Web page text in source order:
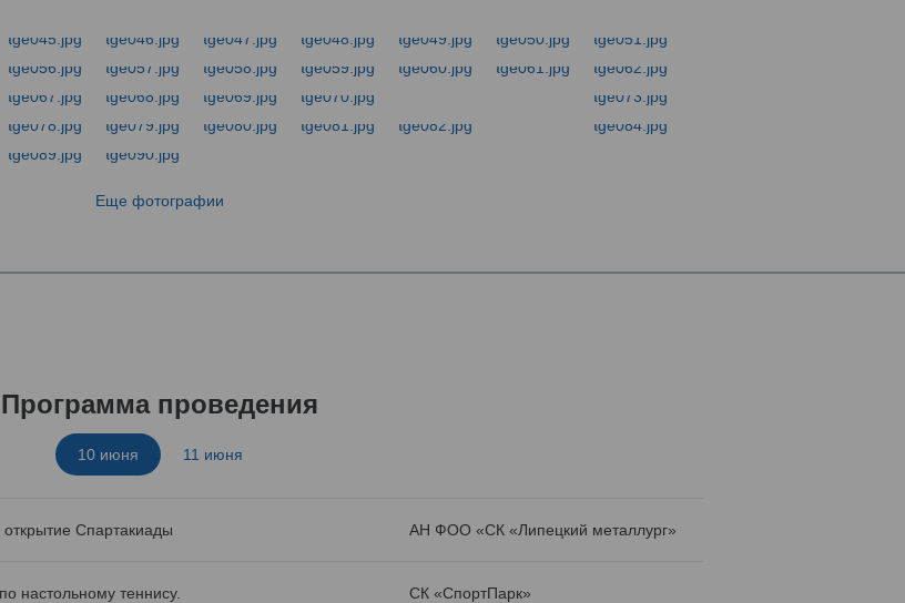
Еще фотографии
Программа проведения
10 июня 11 июня
Спартакиады АН ФОО «СК «Липецкий металлург»
настольному теннису. СК «СпортПарк»